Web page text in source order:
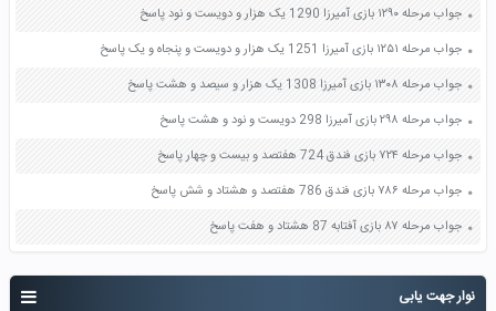
نوار جهت یابی
جواب مرحله ۱۲۹۰ بازی آمیرزا 1290 یک هزار و دویست و نود پاسخ
جواب مرحله ۱۲۵۱ بازی آمیرزا 1251 یک هزار و دویست و پنجاه و یک پاسخ
جواب مرحله ۱۳۰۸ بازی آمیرزا 1308 یک هزار و سیصد و هشت پاسخ
جواب مرحله ۲۹۸ بازی آمیرزا 298 دویست و نود و هشت پاسخ
جواب مرحله ۷۲۴ بازی فندق 724 هفتصد و بیست و چهار پاسخ
جواب مرحله ۷۸۶ بازی فندق 786 هفتصد و هشتاد و شش پاسخ
جواب مرحله ۸۷ بازی آفتابه 87 هشتاد و هفت پاسخ